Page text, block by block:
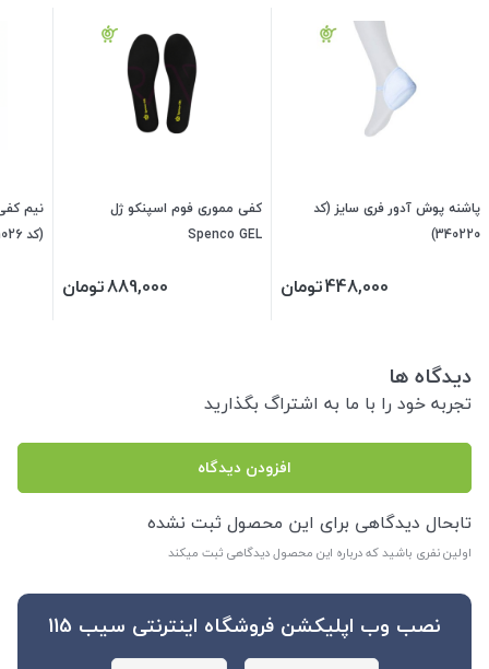
پاشنه پوش آدور فری سایز (کد
340220)
448,000تومان
کفی مموری فوم اسپنکو ژل
Spenco GEL
889,000تومان
نیم
دیدگاه ها
تجربه خود را با ما به اشتراگ بگذارید
افزودن دیدگاه
تابحال دیدگاهی برای این محصول ثبت نشده
اولین نفری باشید که درباره این محصول دیدگاهی ثبت میکند
نصب وب اپلیکشن فروشگاه اینترنتی سیب 115